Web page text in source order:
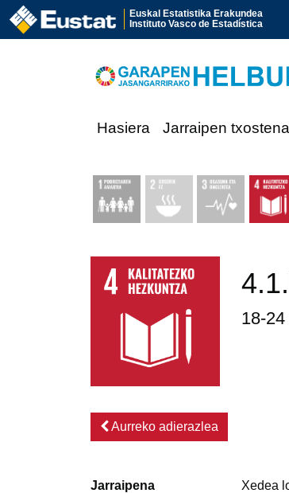
Euskal Estatistika Erakundea
Instituto Vasco de Estadística
Hasiera Jarraipen txostena
18-
Aurreko adierazlea
Jarraipena Xedea